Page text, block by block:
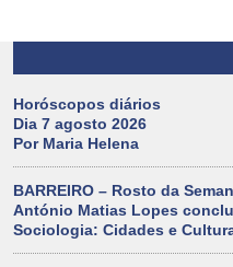
Horóscopos diários
Dia 7 agosto 2026
Por Maria Helena
BARREIRO – Rosto da
António Matias Lopes
Sociologia: Cidades e